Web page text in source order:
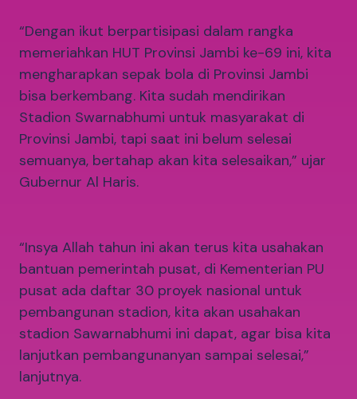
“Dengan ikut berpartisipasi dalam rangka
memeriahkan HUT Provinsi Jambi ke-69 ini, kita
mengharapkan sepak bola di Provinsi Jambi
bisa berkembang. Kita sudah mendirikan
Stadion Swarnabhumi untuk masyarakat di
Provinsi Jambi, tapi saat ini belum selesai
semuanya, bertahap akan kita selesaikan,” ujar
Gubernur Al Haris.
“Insya Allah tahun ini akan terus kita usahakan
bantuan pemerintah pusat, di Kementerian PU
pusat ada daftar 30 proyek nasional untuk
pembangunan stadion, kita akan usahakan
stadion Sawarnabhumi ini dapat, agar bisa kita
lanjutkan pembangunanyan sampai selesai,”
lanjutnya.